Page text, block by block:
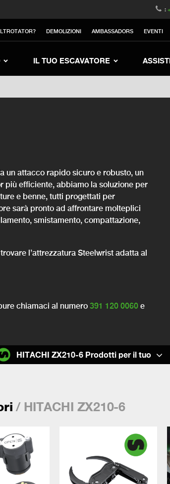
:
DEMOLIZIONI AMBASSADORS EVENTI
IL TUO ESCAVATORE
Switch to
Switch to Sweden Switch to
Switch to Korea Switch to Japan
un attacco rapido sicuro e robusto, un
più efficiente, abbiamo la soluzione per
e benne, tutti progettati per
sarà pronto ad affrontare molteplici
smistamento, compattazione,
l’attrezzatura Steelwrist adatta al
chiamaci al numero 391 120 0060 e
/ HITACHI ZX210-6
HITACHI ZX210-6 Prodotti per il tuo